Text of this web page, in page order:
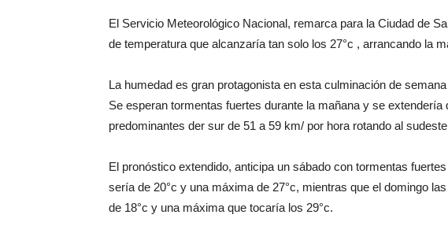
El Servicio Meteorológico Nacional, remarca para la Ciudad de
de temperatura que alcanzaría tan solo los 27°c , arrancando la
La humedad es gran protagonista en esta culminación de
Se esperan tormentas fuertes durante la mañana y se extendería
predominantes der sur de 51 a 59 km/ por hora rotando al
El pronóstico extendido, anticipa un sábado con tormentas
sería de 20°c y una máxima de 27°c, mientras que el domingo
de 18°c y una máxima que tocaría los 29°c.